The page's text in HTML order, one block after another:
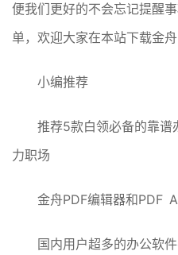
便我们更好的不会忘记提醒
单，欢迎大家在本站下载金
小编推荐
推荐5款白领必备的靠谱
力职场
金舟PDF编辑器和PDF
国内用户超多的办公软